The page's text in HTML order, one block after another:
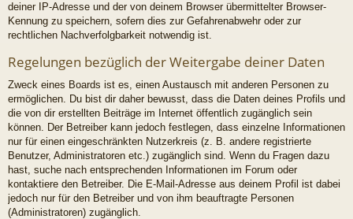
deiner IP-Adresse und der von deinem Browser übermittelter Browser-
Kennung zu speichern, sofern dies zur Gefahrenabwehr oder zur
rechtlichen Nachverfolgbarkeit notwendig ist.
Regelungen bezüglich der Weitergabe deiner Daten
Zweck eines Boards ist es, einen Austausch mit anderen Personen zu
ermöglichen. Du bist dir daher bewusst, dass die Daten deines Profils und
die von dir erstellten Beiträge im Internet öffentlich zugänglich sein
können. Der Betreiber kann jedoch festlegen, dass einzelne Informationen
nur für einen eingeschränkten Nutzerkreis (z. B. andere registrierte
Benutzer, Administratoren etc.) zugänglich sind. Wenn du Fragen dazu
hast, suche nach entsprechenden Informationen im Forum oder
kontaktiere den Betreiber. Die E-Mail-Adresse aus deinem Profil ist dabei
jedoch nur für den Betreiber und von ihm beauftragte Personen
(Administratoren) zugänglich.